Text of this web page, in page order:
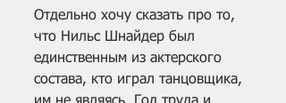
Отдельно хочу сказать про то,
что Нильс Шнайдер был
единственным из актерского
состава, кто играл танцовщика,